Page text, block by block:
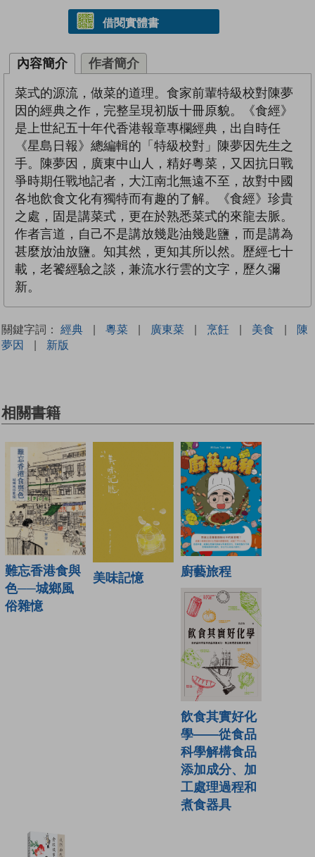
借閱實體書
內容簡介 作者簡介
菜式的源流，做菜的道理。食家前輩特級校對陳夢
因的經典之作，完整呈現初版十冊原貌。《食經》
是上世紀五十年代香港報章專欄經典，出自時任
《星島日報》總編輯的「特級校對」陳夢因先生之
手。陳夢因，廣東中山人，精好粵菜，又因抗日戰
爭時期任戰地記者，大江南北無遠不至，故對中國
各地飲食文化有獨特而有趣的了解。《食經》珍貴
之處，固是講菜式，更在於熟悉菜式的來龍去脈。
作者言道，自己不是講放幾匙油幾匙鹽，而是講為
甚麼放油放鹽。知其然，更知其所以然。歷經七十
載，老饕經驗之談，兼流水行雲的文字，歷久彌
新。
關鍵字詞： 經典 | 粵菜 | 廣東菜 | 烹飪 | 美食 |
陳
夢因
| 新版
相關書籍
難忘香港食與
色──城鄉風
俗雜憶
美味記憶 廚藝旅程
飲食其實好化
學——從食品
科學解構食品
添加成分、加
工處理過程和
煮食器具